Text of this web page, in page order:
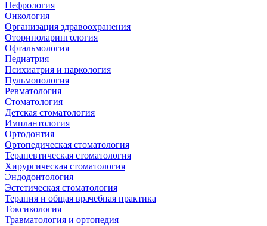
Нефрология
Онкология
Организация здравоохранения
Оториноларингология
Офтальмология
Педиатрия
Психиатрия и наркология
Пульмонология
Ревматология
Стоматология
Детская стоматология
Имплантология
Ортодонтия
Ортопедическая стоматология
Терапевтическая стоматология
Хирургическая стоматология
Эндодонтология
Эстетическая стоматология
Терапия и общая врачебная практика
Токсикология
Травматология и ортопедия